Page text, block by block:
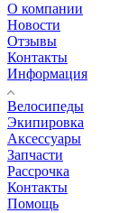
О компании
Новости
Отзывы
Контакты
Информация
Велосипеды
Экипировка
Аксессуары
Запчасти
Рассрочка
Контакты
Помощь